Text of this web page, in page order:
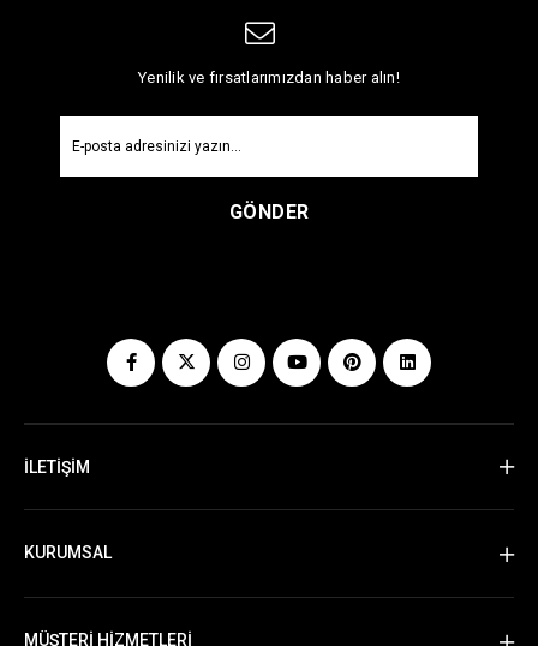
Yenilik ve fırsatlarımızdan haber alın!
GÖNDER
İLETİŞİM
KURUMSAL
MÜŞTERİ HİZMETLERİ